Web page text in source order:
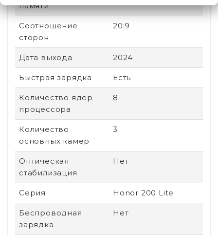
памяти
Соотношение
сторон
20:9
Дата выхода 2024
Быстрая зарядка Есть
Количество ядер
процессора
8
Количество
основных камер
3
Оптическая
стабилизация
Нет
Серия Honor 200 Lite
Беспроводная
зарядка
Нет